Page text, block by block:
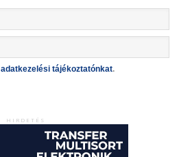
adatkezelési tájékoztatónkat.
HIRDETÉS